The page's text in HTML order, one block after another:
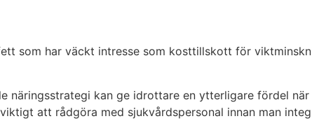
som har väckt intresse som kosttillskott för
näringsstrategi kan ge idrottare en ytterligare fördel
att rådgöra med sjukvårdspersonal innan man